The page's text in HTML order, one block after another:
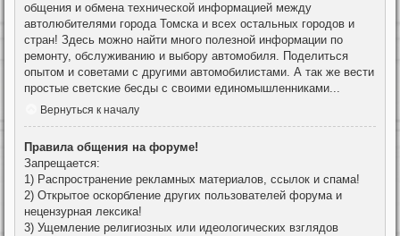
общения и обмена технической информацией между
автолюбителями города Томска и всех остальных городов и
стран! Здесь можно найти много полезной информации по
ремонту, обслуживанию и выбору автомобиля. Поделиться
опытом и советами с другими автомобилистами. А так же вести
простые светские бесды с своими единомышленниками...
Вернуться к началу
Правила общения на форуме!
Запрещается:
1) Распространение рекламных материалов, ссылок и спама!
2) Открытое оскорбление других пользователей форума и
нецензурная лексика!
3) Ущемление религиозных или идеологических взглядов